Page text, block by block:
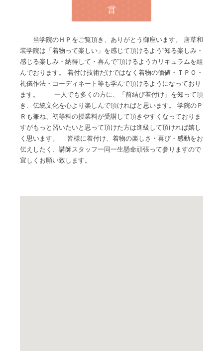
当学院のＨＰをご覧頂き、ありがとう御座います。 唐草和
装学院は「着物って楽しい」を感じて頂けるよう“知る楽しみ・
感じる楽しみ・納得して・喜んで”頂けるようカリキュラムを組
んでおります。 着付け技術だけではなく着物の価値・ＴＰＯ・
礼儀作法・コーディネート等も学んで頂けるようになっており
ます。 一人でも多くの方に、「前結び着付け」を知って頂
き、伝統文化を心より楽しんで頂ければと思います。 学院のＰ
Ｒも兼ね、初等科の授業料が受講して頂きやすくなっておりま
すがもっと習いたいと思って頂けた方は進級して頂ければ嬉し
く思います。 皆様に着付け、着物の楽しさ・喜び・感動をお
伝えしたく、講師スタッフ一同一生懸命頑張って参りますので
宜しくお願い致します。